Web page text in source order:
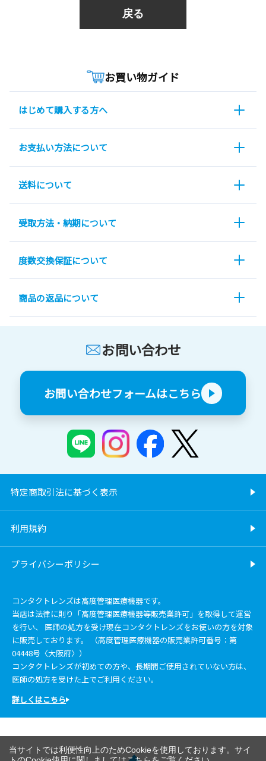
戻る
お買い物ガイド
はじめて購入する方へ
お支払い方法について
送料について
受取方法・納期について
度数交換保証について
商品の返品について
お問い合わせ
お問い合わせフォームはこちら
特定商取引法に基づく表示
利用規約
プライバシーポリシー
コンタクトレンズは高度管理医療機器です。
当店は法律に則り「高度管理医療機器等販売業許可」を取得して運営
を行い、 医師の処方を受け現在コンタクトレンズをお使いの方を対象
に販売しております。 （高度管理医療機器の販売業許可番号：第
04448号〈大阪府〉）
コンタクトレンズが初めての方や、長期間ご使用されていない方は、
医師の処方を受けた上でご利用ください。
詳しくはこちら
当サイトでは利便性向上のためCookieを使用しております。サイ